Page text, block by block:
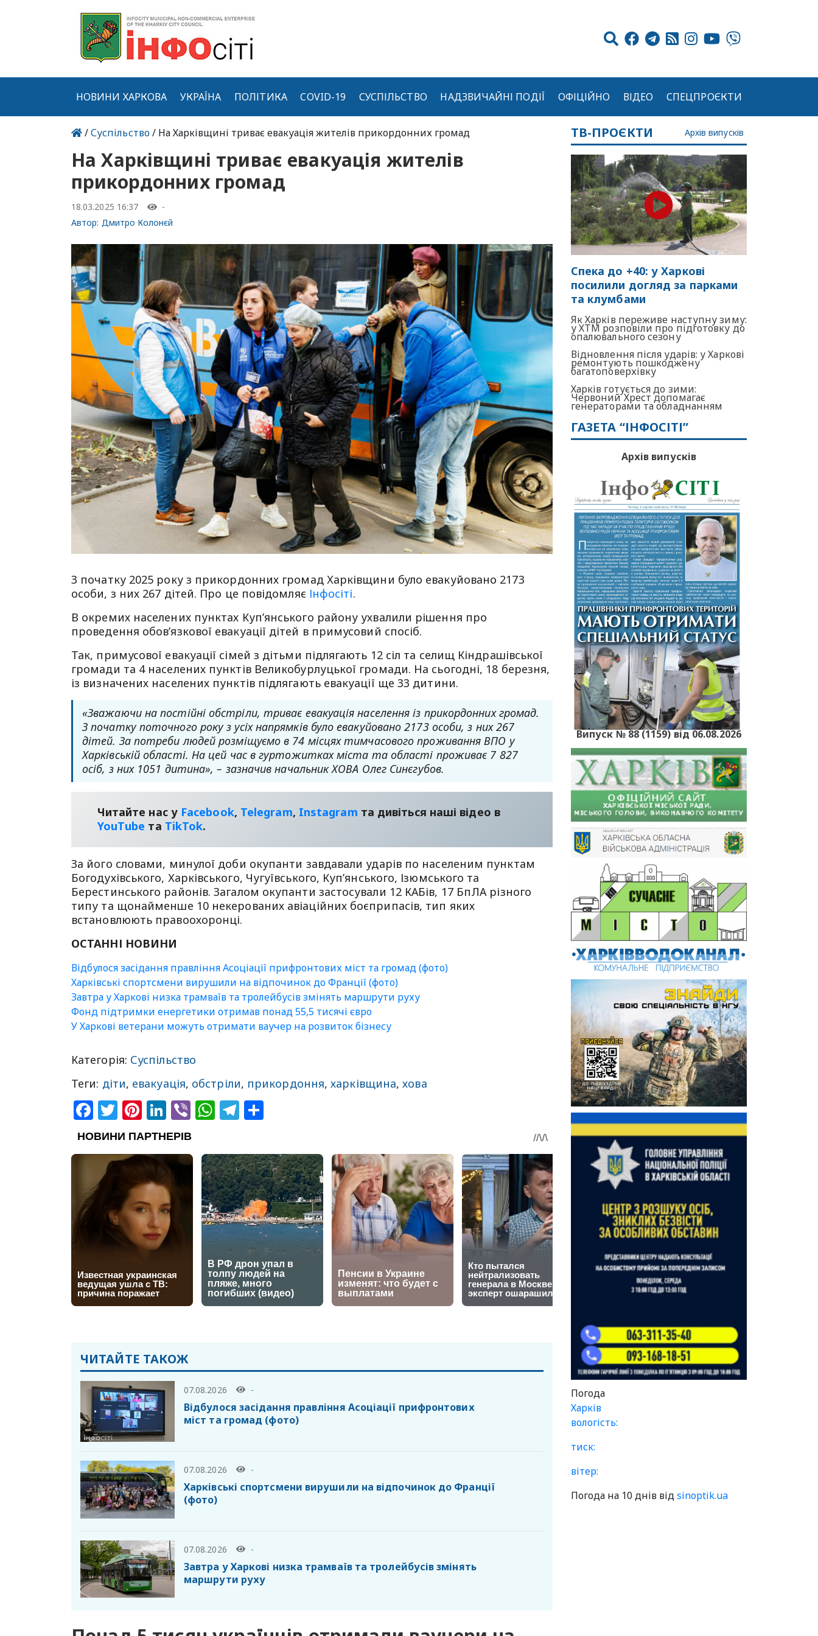
НОВИНИ ХАРКОВА УКРАЇНА ПОЛІТИКА COVID-19 СУСПІЛЬСТВО НАДЗВИЧАЙНІ ПОДІЇ ОФІЦІЙНО ВІДЕО СПЕЦПРОЄКТИ
/Суспільство/ На Харківщині триває евакуація жителів прикордонних громад
На Харківщині триває евакуація жителів
прикордонних громад
18.03.2025 16:37
-
Автор: Дмитро Колонєй
З початку 2025 року з прикордонних громад Харківщини було евакуйовано 2173
особи, з них 267 дітей. Про це повідомляє Інфосіті.
В окремих населених пунктах Куп’янського району ухвалили рішення про
проведення обов’язкової евакуації дітей в примусовий спосіб.
Так, примусової евакуації сімей з дітьми підлягають 12 сіл та селищ Кіндрашівської
громади та 4 населених пунктів Великобурлуцької громади. На сьогодні, 18 березня,
із визначених населених пунктів підлягають евакуації ще 33 дитини.
«Зважаючи на постійні обстріли, триває евакуація населення із прикордонних громад.
З початку поточного року з усіх напрямків було евакуйовано 2173 особи, з них 267
дітей. За потреби людей розміщуємо в 74 місцях тимчасового проживання ВПО у
Харківській області. На цей час в гуртожитках міста та області проживає 7 827
осіб, з них 1051 дитина», – зазначив начальник ХОВА Олег Синєгубов.
Читайте нас у Facebook, Telegram, Instagram та дивіться наші відео в
YouТube та TikTok.
За його словами, минулої доби окупанти завдавали ударів по населеним пунктам
Богодухівського, Харківського, Чугуївського, Куп’янського, Ізюмського та
Берестинського районів. Загалом окупанти застосували 12 КАБів, 17 БпЛА різного
типу та щонайменше 10 некерованих авіаційних боєприпасів, тип яких
встановлюють правоохоронці.
ОСТАННІ НОВИНИ
Відбулося засідання правління Асоціації прифронтових міст та громад (фото)
Харківські спортсмени вирушили на відпочинок до Франції (фото)
Завтра у Харкові низка трамваїв та тролейбусів змінять маршрути руху
Фонд підтримки енергетики отримав понад 55,5 тисячі євро
У Харкові ветерани можуть отримати ваучер на розвиток бізнесу
Категорія: Суспільство
Теги: діти, евакуація, обстріли, прикордоння,харківщина,хова
Facebook
Twitter
Pinterest
LinkedIn
ViberWhatsApp
Telegram
ЧИТАЙТЕ ТАКОЖ
07.08.2026 -
Відбулося засідання правління Асоціації прифронтових
міст та громад (фото)
07.08.2026 -
Харківські спортсмени вирушили на відпочинок до Франції
(фото)
07.08.2026 -
Завтра у Харкові низка трамваїв та тролейбусів змінять
маршрути руху
ТВ-ПРОЄКТИ Архів випусків
Спека до +40: у Харкові
посилили догляд за парками
та клумбами
Як Харків переживе наступну зиму:
у ХТМ розповіли про підготовку до
опалювального сезону
Відновлення після ударів: у Харкові
ремонтують пошкоджену
багатоповерхівку
Харків готується до зими:
Червоний Хрест допомагає
генераторами та обладнанням
ГАЗЕТА “ІНФОСІТІ”
Архів випусків
Випуск № 88 (1159) від 06.08.2026
Погода
Харків
вологість:
тиск:
вітер:
Погода на 10 днів відsinoptik.ua